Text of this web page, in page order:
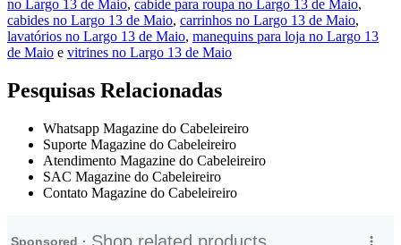
no Largo 13 de Maio, cabide para roupa no Largo 13 de Maio,
cabides no Largo 13 de Maio, carrinhos no Largo 13 de Maio,
lavatórios no Largo 13 de Maio, manequins para loja no Largo 13
de Maio e vitrines no Largo 13 de Maio
Pesquisas Relacionadas
Whatsapp Magazine do Cabeleireiro
Suporte Magazine do Cabeleireiro
Atendimento Magazine do Cabeleireiro
SAC Magazine do Cabeleireiro
Contato Magazine do Cabeleireiro